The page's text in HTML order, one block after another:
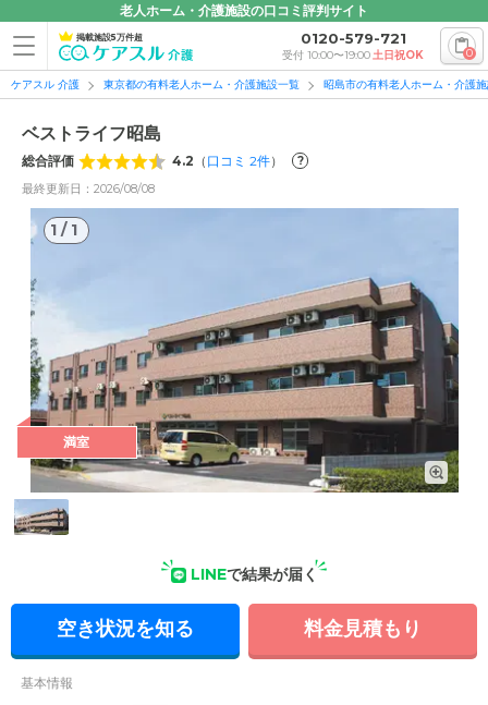
老人ホーム・介護施設の口コミ評判サイト
掲載施設5万件超 0120-579-721
受付 10:00〜19:00土日祝OK 0
ケアスル 介護 東京都の有料老人ホーム・介護施設一覧 昭島市の有料老人ホーム・介護
ベストライフ昭島
総合評価 4.2 （ 口コミ 2件） ?
最終更新日：2026/08/08
1 / 1
1/1
外観: 落ちつきのある外観。優れた安全性を備えた住まいとし
満室
LINEで結果が届く
空き状況を知る 料金見積もり
基本情報